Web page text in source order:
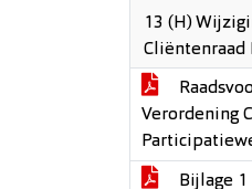
13 (H)
Verordening
Bijlage